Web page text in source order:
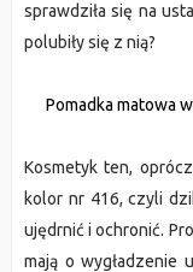
sprawdziła się na
polubiły się z nią?
Pomadka matowa
Kosmetyk ten,
kolor nr 416, czyli
ujędrnić i ochronić.
mają o wygładzenie